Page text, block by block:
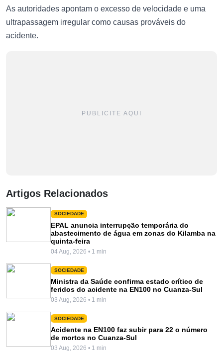
As autoridades apontam o excesso de velocidade e uma
ultrapassagem irregular como causas prováveis do
acidente.
PUBLICITE AQUI
Artigos Relacionados
SOCIEDADE
EPAL anuncia interrupção temporária do
abastecimento de água em zonas do Kilamba na
quinta-feira
04 Aug, 2026 • 1 min
SOCIEDADE
Ministra da Saúde confirma estado crítico de
feridos do acidente na EN100 no Cuanza-Sul
03 Aug, 2026 • 1 min
SOCIEDADE
Acidente na EN100 faz subir para 22 o número
de mortos no Cuanza-Sul
03 Aug, 2026 • 1 min